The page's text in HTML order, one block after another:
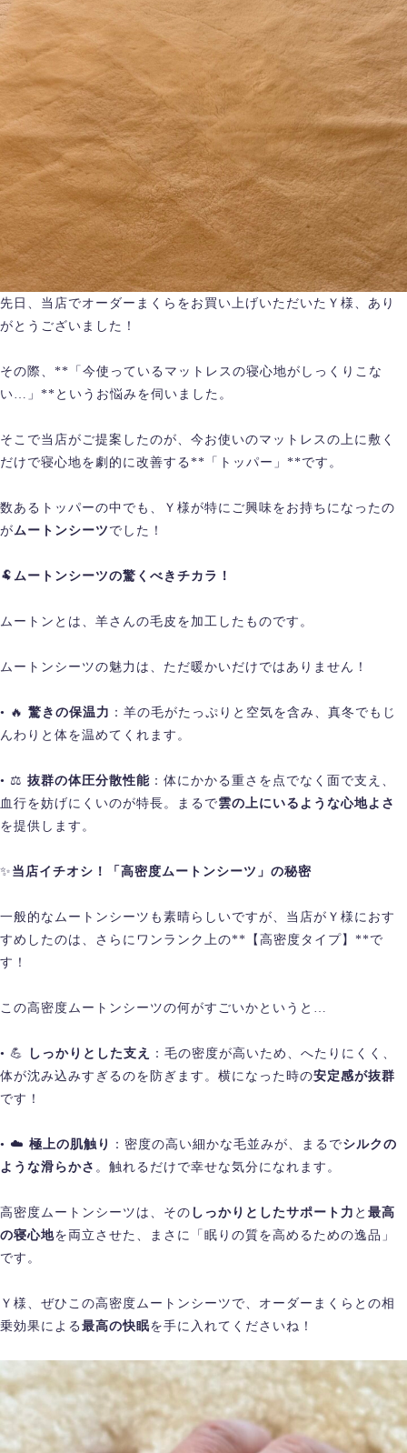
先日、当店でオーダーまくらをお買い上げいただいたＹ様、あり
がとうございました！
その際、**「今使っているマットレスの寝心地がしっくりこな
い…」**というお悩みを伺いました。
そこで当店がご提案したのが、今お使いのマットレスの上に敷く
だけで寝心地を劇的に改善する**「トッパー」**です。
数あるトッパーの中でも、Ｙ様が特にご興味をお持ちになったの
がムートンシーツ でした！
🐏 ムートンシーツの驚くべきチカラ！
ムートンとは、羊さんの毛皮を加工したものです。
ムートンシーツの魅力は、ただ暖かいだけではありません！
• 🔥 驚きの保温力 ：羊の毛がたっぷりと空気を含み、真冬でもじ
んわりと体を温めてくれます。
• ⚖️ 抜群の体圧分散性能 ：体にかかる重さを点でなく面で支え、
血行を妨げにくいのが特長。まるで雲の上にいるような心地よさ
を提供します。
✨ 当店イチオシ！「高密度ムートンシーツ」の秘密
一般的なムートンシーツも素晴らしいですが、当店がＹ様におす
すめしたのは、さらにワンランク上の**【高密度タイプ】**で
す！
この高密度ムートンシーツの何がすごいかというと…
• 💪 しっかりとした支え
：毛の密度が高いため、へたりにくく、
体が沈み込みすぎるのを防ぎます。横になった時の安定感が抜群
です！
• ☁️ 極上の肌触り ：密度の高い細かな毛並みが、まるでシルクの
ような滑らかさ 。触れるだけで幸せな気分になれます。
高密度ムートンシーツは、その しっかりとしたサポート力 と 最高
の寝心地を両立させた、まさに「眠りの質を高めるための逸品」
です。
Ｙ様、ぜひこの高密度ムートンシーツで、オーダーまくらとの相
乗効果による 最高の快眠を手に入れてくださいね！